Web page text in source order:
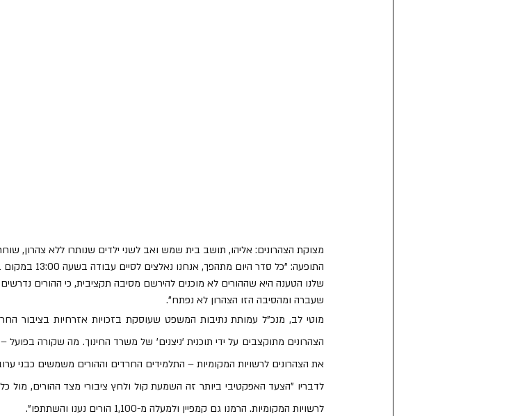
מצוקת הצהרונים: אליהו, תושב בית שמש ואב לשני ילדים שנותרו ללא צהרון,
שעברה ומהסיבה הזו הצהרון לא נפתח".
את הצהרונים לרשויות המקומיות – התלמידים החרדים וההורים משמשים כבני
לרשויות המקומיות. הרמנו גם קמפיין ולמעלה מ-1,100 הורים נענו והשתתפו".